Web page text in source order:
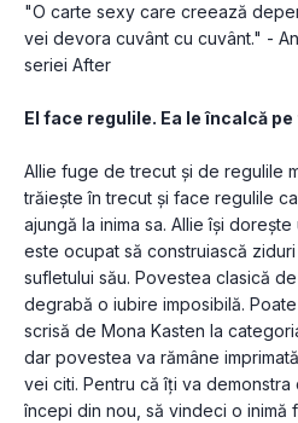
"O carte sexy care creează
vei devora cuvânt cu cuvânt." -
seriei After
El face regulile. Ea le încalcă
Allie fuge de trecut și de regulile
trăiește în trecut și face regulile
ajungă la inima sa. Allie își
este ocupat să construiască ziduri
sufletului său. Povestea clasică
degrabă o iubire imposibilă.
scrisă de Mona Kasten la
dar povestea va rămâne
vei citi. Pentru că îți va
începi din nou, să vindeci o inimă